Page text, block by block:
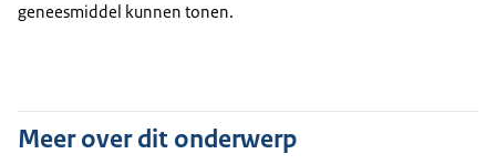
geneesmiddel kunnen tonen.
Meer over dit onderwerp